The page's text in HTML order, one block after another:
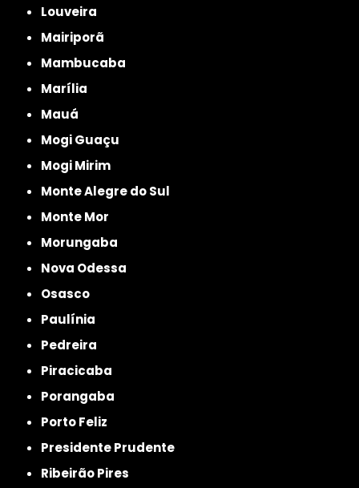
Louveira
Mairiporã
Mambucaba
Marília
Mauá
Mogi Guaçu
Mogi Mirim
Monte Alegre do Sul
Monte Mor
Morungaba
Nova Odessa
Osasco
Paulínia
Pedreira
Piracicaba
Porangaba
Porto Feliz
Presidente Prudente
Ribeirão Pires